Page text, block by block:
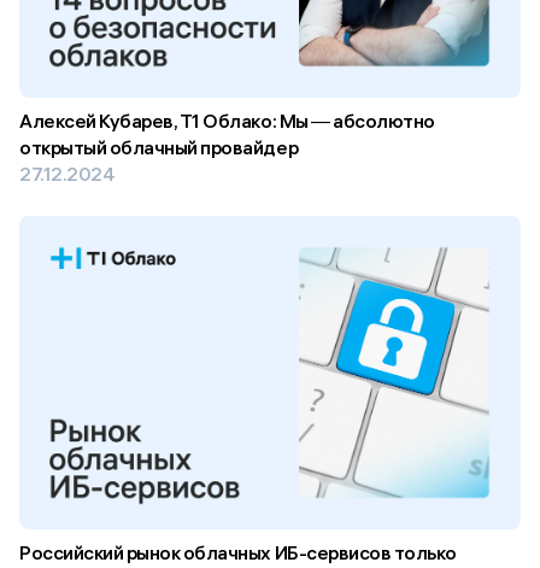
Алексей Кубарев, Т1 Облако: Мы ― абсолютно
открытый облачный провайдер
27.12.2024
Российский рынок облачных ИБ-сервисов только